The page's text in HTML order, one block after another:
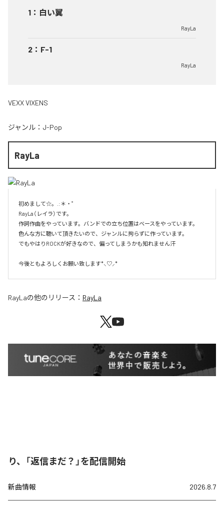
1 ： 白い翼
RayLa
2 ： F-1
RayLa
VEXX VIXENS
ジャンル： J-Pop
RayLa
初めまして☆。.:＊・゜
RayLa（レイラ）です。
作詞作曲をやっています。バンドでの立ち位置はベースをやっています。
色んな方に聴いて頂きたいので、ジャンルに拘らずに作っています。
でもやはりROCKが好きなので、偏ってしまうかも知れません汗
今後ともよろしくお願い致します*⸜♡⸝*
RayLaの他のリリース： RayLa
り、「返信まだ？」を配信開始
新曲情報 2026.8.7